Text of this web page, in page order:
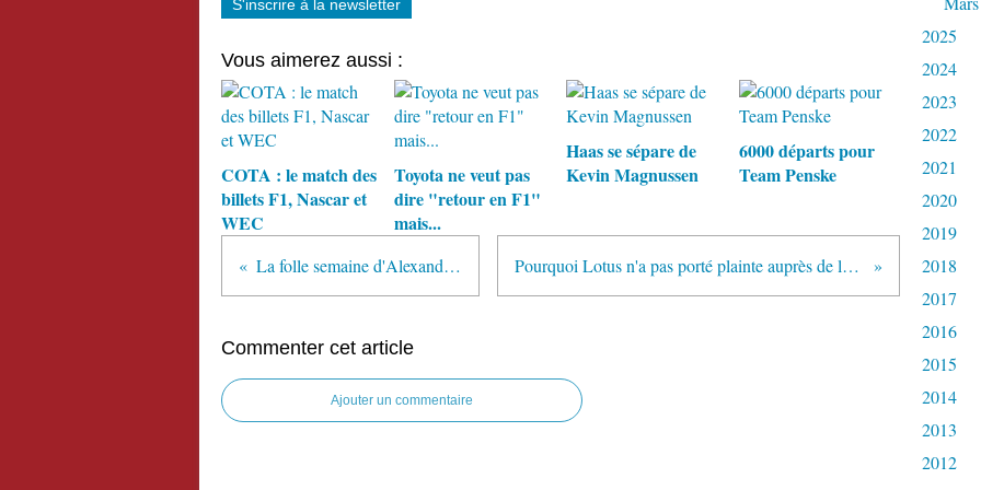
S'inscrire à la newsletter
Vous aimerez aussi :
COTA : le match des
billets F1, Nascar et
WEC
Toyota ne veut pas
dire "retour en F1"
mais...
Haas se sépare de
Kevin Magnussen
6000 départs pour
Team Penske
La folle semaine d'Alexander Rossi à Austin Pourquoi Lotus n'a pas porté plainte auprès de la Commission Européenne
Commenter cet article
Ajouter un commentaire
2025
2024
2023
2022
2021
2020
2019
2018
2017
2016
2015
2014
2013
2012